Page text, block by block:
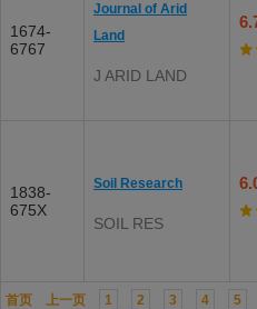
1674-
6767
Journal of Arid
Land
J ARID LAND
1838-
675X
Soil Research
SOIL RES
首页 上一页 1 2 3 4 5